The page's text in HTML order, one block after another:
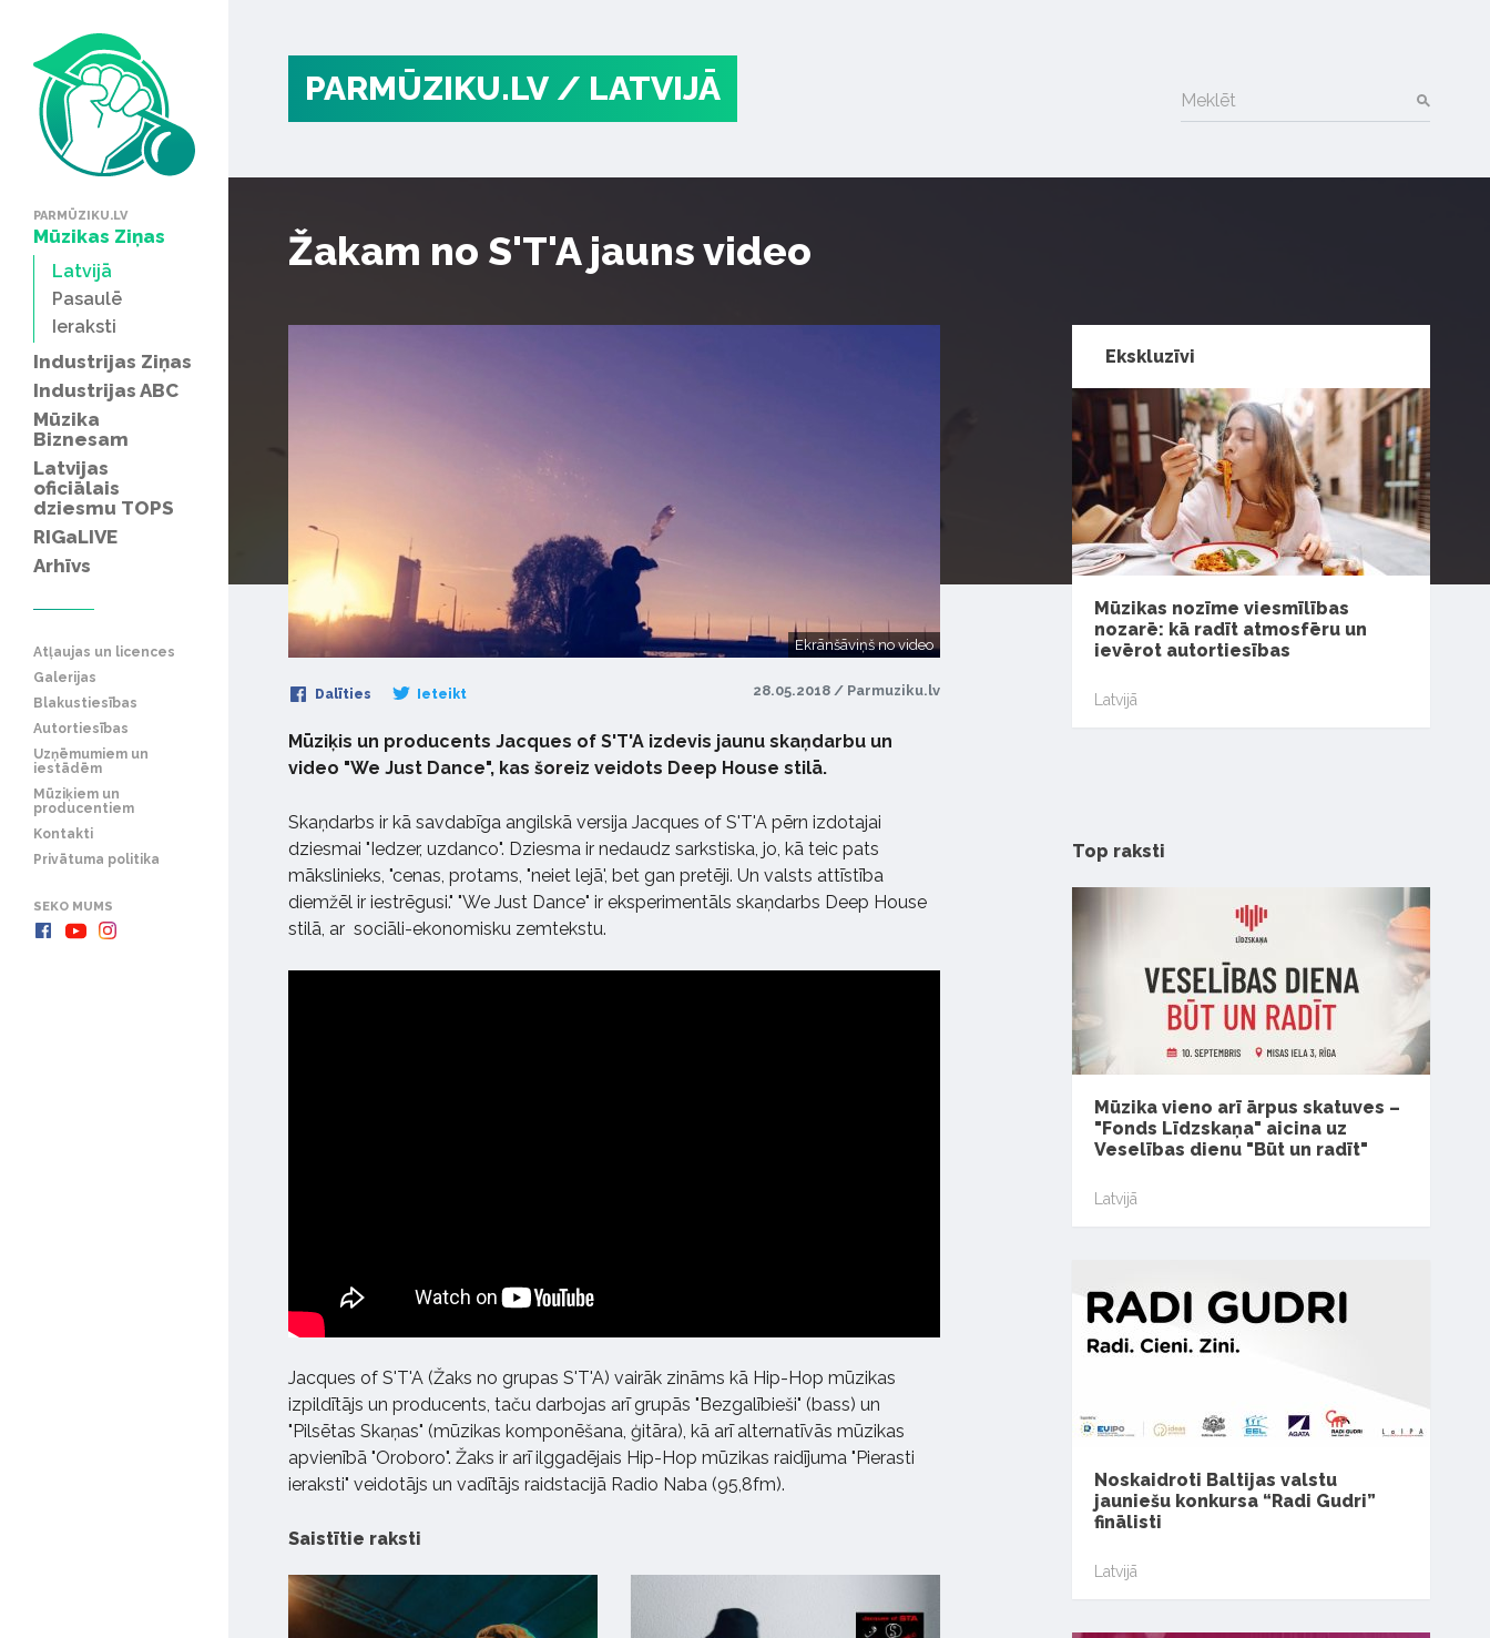
PARMŪZIKU.LV
Mūzikas Ziņas
Latvijā
Pasaulē
Ieraksti
Industrijas Ziņas
Industrijas ABC
Mūzika
Biznesam
Latvijas
oficiālais
dziesmu TOPS
RIGaLIVE
Arhīvs
Atļaujas un licences
Galerijas
Blakustiesības
Autortiesības
Uzņēmumiem un
iestādēm
Mūziķiem un
producentiem
Kontakti
Privātuma politika
SEKO MUMS
PARMŪZIKU.LV / LATVIJĀ Meklēt
Žakam no S'T'A jauns video
Ekrānšāviņš no video
Dalīties Ieteikt 28.05.2018 / Parmuziku.lv
Mūziķis un producents Jacques of S'T'A izdevis jaunu skaņdarbu un
video "We Just Dance", kas šoreiz veidots Deep House stilā.
Skaņdarbs ir kā savdabīga angilskā versija Jacques of S'T'A pērn izdotajai
dziesmai "Iedzer, uzdanco". Dziesma ir nedaudz sarkstiska, jo, kā teic pats
mākslinieks, "cenas, protams, "neiet lejā', bet gan pretēji. Un valsts attīstība
diemžēl ir iestrēgusi." "We Just Dance" ir eksperimentāls skaņdarbs Deep House
stilā, ar sociāli-ekonomisku zemtekstu.
Jacques of S'T'A (Žaks no grupas S'T'A) vairāk zināms kā Hip-Hop mūzikas
izpildītājs un producents, taču darbojas arī grupās "Bezgalībieši" (bass) un
"Pilsētas Skaņas" (mūzikas komponēšana, ģitāra), kā arī alternatīvās mūzikas
apvienībā "Oroboro". Žaks ir arī ilggadējais Hip-Hop mūzikas raidījuma "Pierasti
ieraksti" veidotājs un vadītājs raidstacijā Radio Naba (95,8fm).
Saistītie raksti
Ekskluzīvi
Mūzikas nozīme viesmīlības
nozarē: kā radīt atmosfēru un
ievērot autortiesības
Latvijā
Top raksti
Mūzika vieno arī ārpus skatuves –
"Fonds Līdzskaņa" aicina uz
Veselības dienu "Būt un radīt"
Latvijā
Noskaidroti Baltijas valstu
jauniešu konkursa “Radi Gudri”
finālisti
Latvijā